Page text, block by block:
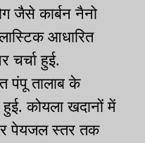
जैसे कार्बन नैनो
आधारित
चर्चा हुई.
पंपू तालाब के
हुई. कोयला खदानों में
पेयजल स्तर तक